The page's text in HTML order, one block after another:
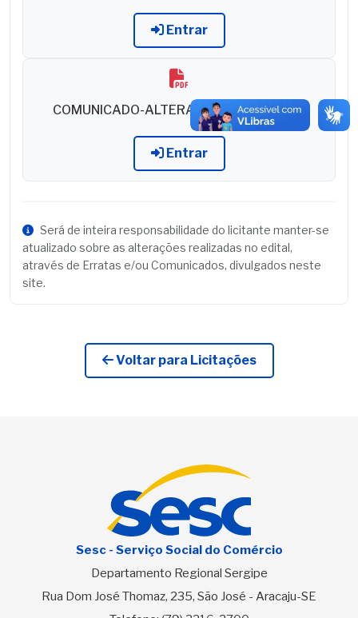
Entrar
COMUNICADO-ALTERAÇÃODADATA (PDF)
Entrar
Será de inteira responsabilidade do licitante manter-se
atualizado sobre as alterações realizadas no edital,
através de Erratas e/ou Comunicados, divulgados neste
site.
Voltar para Licitações
Sesc - Serviço Social do Comércio
Departamento Regional Sergipe
Rua Dom José Thomaz, 235, São José - Aracaju-SE